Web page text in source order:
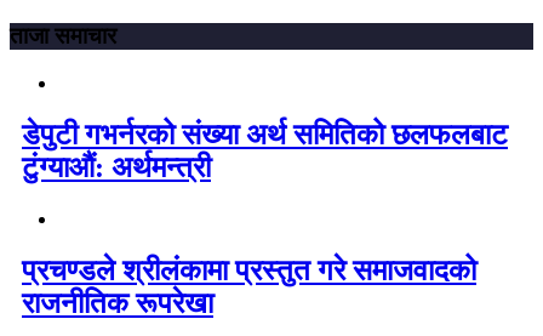
ताजा समाचार
डेपुटी गभर्नरको संख्या अर्थ समितिको छलफलबाट
टुंग्याऔं: अर्थमन्त्री
प्रचण्डले श्रीलंकामा प्रस्तुत गरे समाजवादको
राजनीतिक रूपरेखा